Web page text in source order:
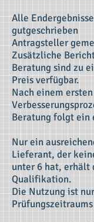
Alle
gutgeschrieben
Antragsteller
Zusätzliche
Beratung sind zu
Preis verfügbar.
Nach einem ersten
Beratung folgt ein
Nur ein
Lieferant, der
unter 6 hat, erhält
Qualifikation.
Die Nutzung ist